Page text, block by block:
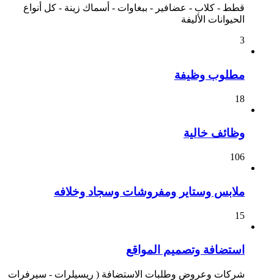
قطط - كلاب - عضافير - ببغاوات - أسماك زينة - كل أنواع
الحيوانات الأليفة
3
مطلوب وظيفة
18
وظائف خالية
106
ملابس وستاير ومفروشات وسجاد وخلافه
15
استضافة وتصميم المواقع
شركات وعروض وطلبات الاستضافة ( ريسيلرات - سيرفرات